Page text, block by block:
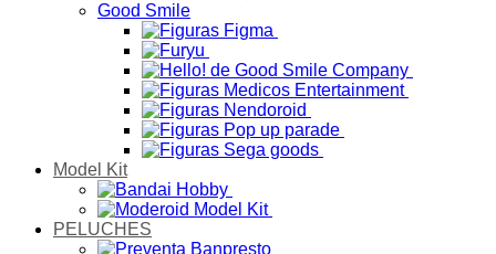
Good Smile
Model Kit
PELUCHES